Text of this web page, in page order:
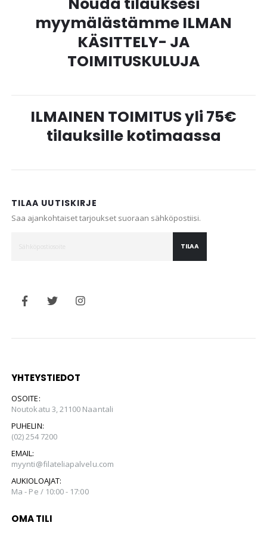
myymälästämme ILMAN
KÄSITTELY- JA
TOIMITUSKULUJA
ILMAINEN TOIMITUS yli 75€
tilauksille kotimaassa
TILAA UUTISKIRJE
Saa ajankohtaiset tarjoukset suoraan sähköpostiisi.
TILAA
YHTEYSTIEDOT
OSOITE:
Noutokatu 3, 21100 Naantali
PUHELIN:
(02) 254 7200
EMAIL:
myynti@filateliapalvelu.com
AUKIOLOAJAT:
Ma - Pe / 10:00 - 17:00
OMA TILI